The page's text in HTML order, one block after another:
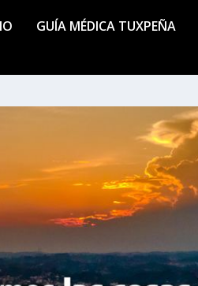
GUÍA MÉDICA TUXPEÑA